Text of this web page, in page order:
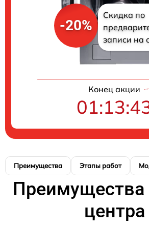
-20%
Скидка по
записи на
Конец акции
Преимущества Этапы работ
Преимущества
центра